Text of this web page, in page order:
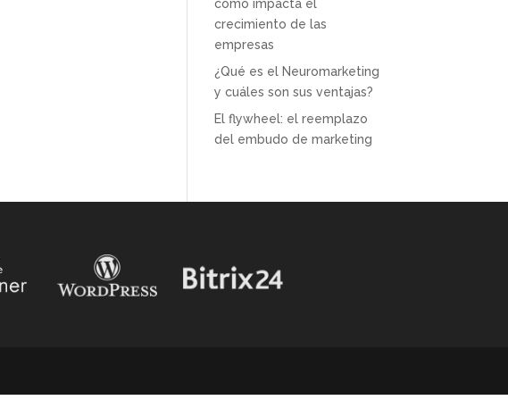
cómo impacta el
crecimiento de las
empresas
¿Qué es el Neuromarketing
y cuáles son sus ventajas?
El flywheel: el reemplazo
del embudo de marketing